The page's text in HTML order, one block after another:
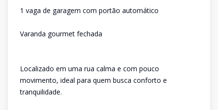
1 vaga de garagem com portão automático
Varanda gourmet fechada
Localizado em uma rua calma e com pouco
movimento, ideal para quem busca conforto e
tranquilidade.